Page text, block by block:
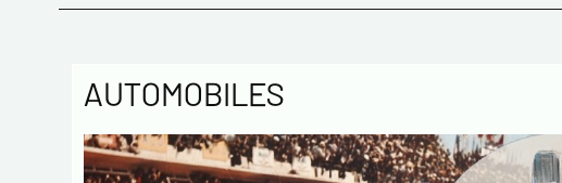
AUTOMOBILES